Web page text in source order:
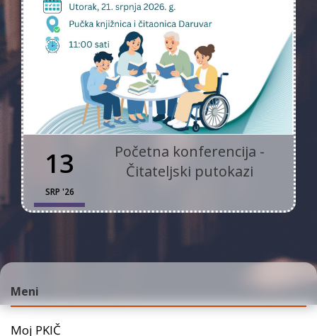
13
SRP '26
Početna konferencija -
Čitateljski putokazi
Meni
Moj PKIČ